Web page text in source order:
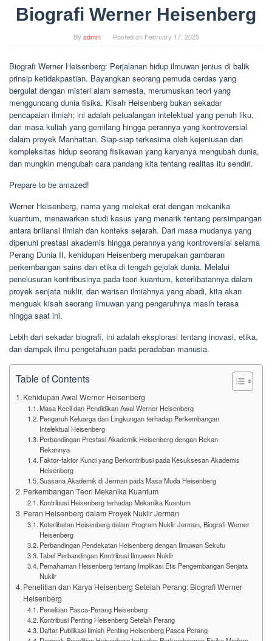
Biografi Werner Heisenberg
By admin Posted on February 17, 2025
Biografi Werner Heisenberg: Perjalanan hidup ilmuwan jenius di balik
prinsip ketidakpastian. Bayangkan seorang pemuda cerdas yang
bergulat dengan misteri alam semesta, merumuskan teori yang
mengguncang dunia fisika. Kisah Heisenberg bukan sekadar
pencapaian ilmiah; ini adalah petualangan intelektual yang penuh liku,
dari masa kuliah yang gemilang hingga perannya yang kontroversial
dalam proyek Manhattan. Siap-siap terkesima oleh kejeniusan dan
kompleksitas hidup seorang fisikawan yang karyanya mengubah dunia,
dan mungkin mengubah cara pandang kita tentang realitas itu sendiri.
Prepare to be amazed!
Werner Heisenberg, nama yang melekat erat dengan mekanika
kuantum, menawarkan studi kasus yang menarik tentang persimpangan
antara briliansi ilmiah dan konteks sejarah. Dari masa mudanya yang
dipenuhi prestasi akademis hingga perannya yang kontroversial selama
Perang Dunia II, kehidupan Heisenberg merupakan gambaran
perkembangan sains dan etika di tengah gejolak dunia. Melalui
penelusuran kontribusinya pada teori kuantum, keterlibatannya dalam
proyek senjata nuklir, dan warisan ilmiahnya yang abadi, kita akan
menguak kisah seorang ilmuwan yang pengaruhnya masih terasa
hingga saat ini.
Lebih dari sekadar biografi, ini adalah eksplorasi tentang inovasi, etika,
dan dampak ilmu pengetahuan pada peradaban manusia.
Table of Contents
Kehidupan Awal Werner Heisenberg
Masa Kecil dan Pendidikan Awal Werner Heisenberg
Pengaruh Keluarga dan Lingkungan terhadap Perkembangan
Intelektual Heisenberg
Perbandingan Prestasi Akademik Heisenberg dengan Rekan-
Rekannya
Faktor-faktor Kunci yang Berkontribusi pada Kesuksesan Akademis
Heisenberg
Suasana Akademik di Jerman pada Masa Muda Heisenberg
Perkembangan Teori Mekanika Kuantum
Kontribusi Heisenberg terhadap Mekanika Kuantum
Peran Heisenberg dalam Proyek Nuklir Jerman
Keterlibatan Heisenberg dalam Program Nuklir Jerman, Biografi Werner
Heisenberg
Perbandingan Pendekatan Heisenberg dengan Ilmuwan Sekutu
Tabel Perbandingan Kontribusi Ilmuwan Nuklir
Pemahaman Heisenberg tentang Implikasi Etis Pengembangan Senjata
Nuklir
Penelitian dan Karya Heisenberg Setelah Perang: Biografi Werner
Heisenberg
Penelitian Pasca-Perang Heisenberg
Kontribusi Penting Heisenberg Setelah Perang
Daftar Publikasi Ilmiah Penting Heisenberg Pasca Perang